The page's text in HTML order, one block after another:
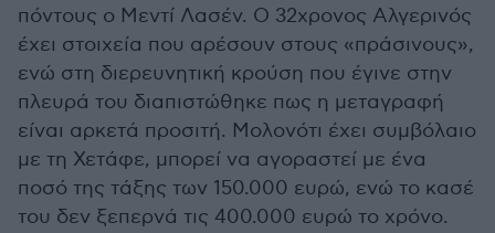
πόντους ο Μεντί Λασέν. Ο 32χρονος Αλγερινός
έχει στοιχεία που αρέσουν στους «πράσινους»,
ενώ στη διερευνητική κρούση που έγινε στην
πλευρά του διαπιστώθηκε πως η μεταγραφή
είναι αρκετά προσιτή. Μολονότι έχει συμβόλαιο
με τη Χετάφε, μπορεί να αγοραστεί με ένα
ποσό της τάξης των 150.000 ευρώ, ενώ το κασέ
του δεν ξεπερνά τις 400.000 ευρώ το χρόνο.